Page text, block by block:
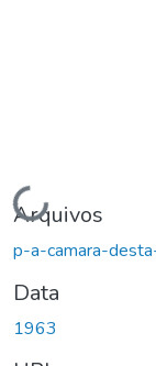
Carregando...
Arquivos
p-a-camara-
Data
1963